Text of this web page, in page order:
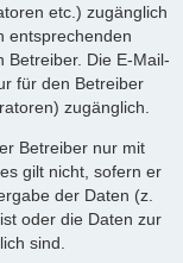
etc.) zugänglich
entsprechenden
Betreiber. Die E-Mail-
für den Betreiber
zugänglich.
Betreiber nur mit
gilt nicht, sofern er
der Daten (z.
oder die Daten zur
sind.